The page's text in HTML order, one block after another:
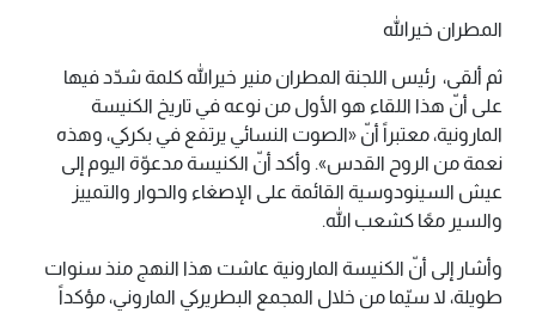
المطران خيرالله
ثم ألقى، رئيس اللجنة المطران منير خيرالله كلمة شدّد فيها
على أنّ هذا اللقاء هو الأول من نوعه في تاريخ الكنيسة
المارونية، معتبراً أنّ «الصوت النسائي يرتفع في بكركي، وهذه
نعمة من الروح القدس». وأكد أنّ الكنيسة مدعوّة اليوم إلى
عيش السينودوسية القائمة على الإصغاء والحوار والتمييز
والسير معًا كشعب الله.
وأشار إلى أنّ الكنيسة المارونية عاشت هذا النهج منذ سنوات
طويلة، لا سيّما من خلال المجمع البطريركي الماروني، مؤكداً